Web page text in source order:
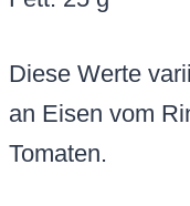
Diese Werte
an Eisen vom
Tomaten.